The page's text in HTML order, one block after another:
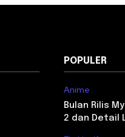
POPULER
Anime
Bulan Rilis
2 dan Detail